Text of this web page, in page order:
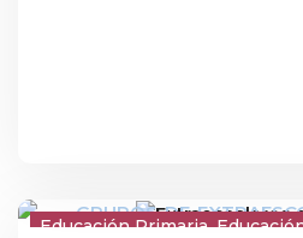
Educación Primaria